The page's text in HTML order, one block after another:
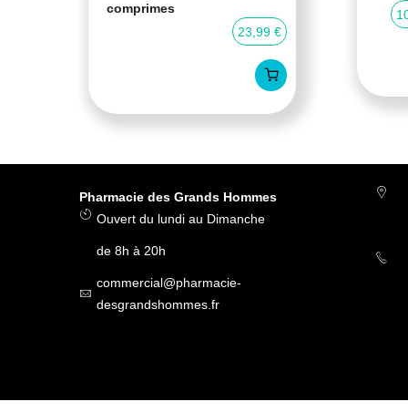
comprimes
23,99 €
Pharmacie des Grands Hommes
Ouvert du lundi au Dimanche
de 8h à 20h
commercial@pharmacie-
desgrandshommes.fr